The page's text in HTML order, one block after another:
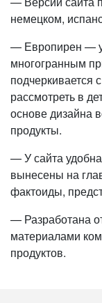
немецком,
— Европирен —
многогранным
подчеркивается
рассмотреть в
основе дизайна
продукты.
— У сайта
вынесены на
фактоиды,
— Разработана
материалами
продуктов.